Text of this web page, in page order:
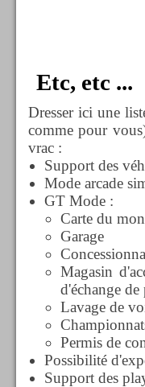
Etc, etc ...
Dresser ici une
comme pour
vrac :
Support des
Mode arcade
GT Mode :
Carte du
Garage
Magasin
d'échange de
Lavage de
Permis de
Possibilité
Support des